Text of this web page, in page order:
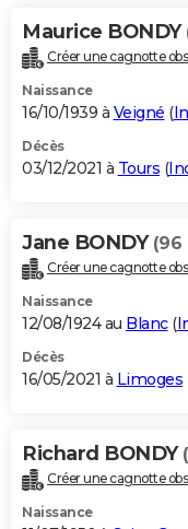
Maurice BONDY
Créer une cagnotte
Naissance
16/10/1939 à Veigné (
Décès
03/12/2021 à Tours (
Jane BONDY (96
Créer une cagnotte
Naissance
12/08/1924 au Blanc(
Décès
16/05/2021 à Limoges
Richard BONDY
Créer une cagnotte
Naissance